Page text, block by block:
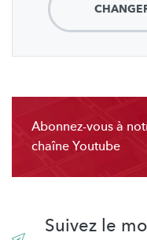
Abonnez-vous à
chaîne Youtube
Suivez le